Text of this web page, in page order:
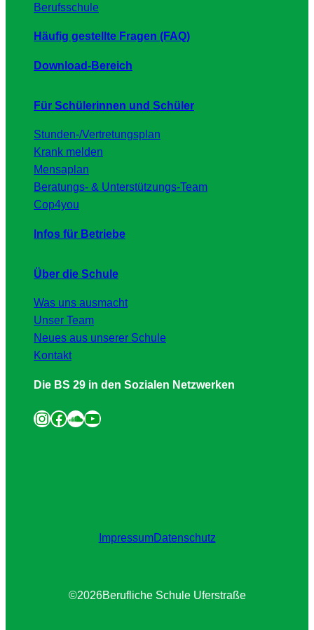
Berufsschule
Häufig gestellte Fragen (FAQ)
Download-Bereich
Für Schülerinnen und Schüler
Stunden-/Vertretungsplan
Krank melden
Mensaplan
Beratungs- & Unterstützungs-Team
Cop4you
Infos für Betriebe
Über die Schule
Was uns ausmacht
Unser Team
Neues aus unserer Schule
Kontakt
Die BS 29 in den Sozialen Netzwerken
InstagramFacebook SoundCloud YouTube
ImpressumDatenschutz
©2026Berufliche Schule Uferstraße